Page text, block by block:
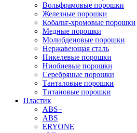
Вольфрамовые порошки
Железные порошки
Кобальт-хромовые порошки
Медные порошки
Молибденовые порошки
Нержавеющая сталь
Никелевые порошки
Ниобиевые порошки
Серебряные порошки
Танталовые порошки
Титановые порошки
Пластик
ABS+
ABS
ERYONE